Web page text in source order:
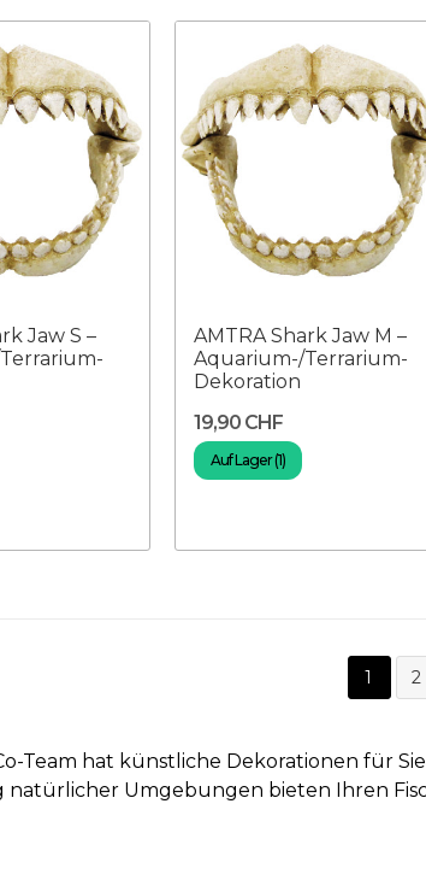
Jaw S –
AMTRA Shark Jaw M –
Aquarium-/Terrarium-
Dekoration
19,90 CHF
Auf Lager (1)
1 2
Team hat künstliche Dekorationen für
natürlicher Umgebungen bieten Ihren